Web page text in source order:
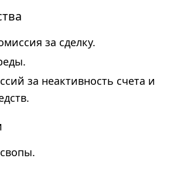
за сделку.
за неактивность счета и